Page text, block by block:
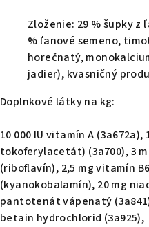
Zloženie: 29 % šupky z
% ľanové semeno,
horečnatý,
jadier), kvasničný
Doplnkové látky na kg:
10 000 IU vitamín A
tokoferylacetát) (3a700), 3
(riboflavín), 2,5 mg vitamín
(kyanokobalamín), 20 mg
pantotenát vápenatý
betain hydrochlorid (3a925),